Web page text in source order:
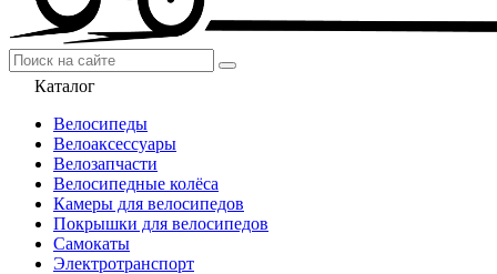
Каталог
Велосипеды
Велоаксессуары
Велозапчасти
Велосипедные колёса
Камеры для велосипедов
Покрышки для велосипедов
Самокаты
Электротранспорт